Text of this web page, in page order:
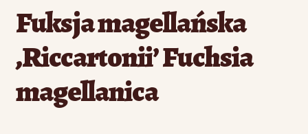
Fuksja magellańska
‚Riccartonii’ Fuchsia
magellanica